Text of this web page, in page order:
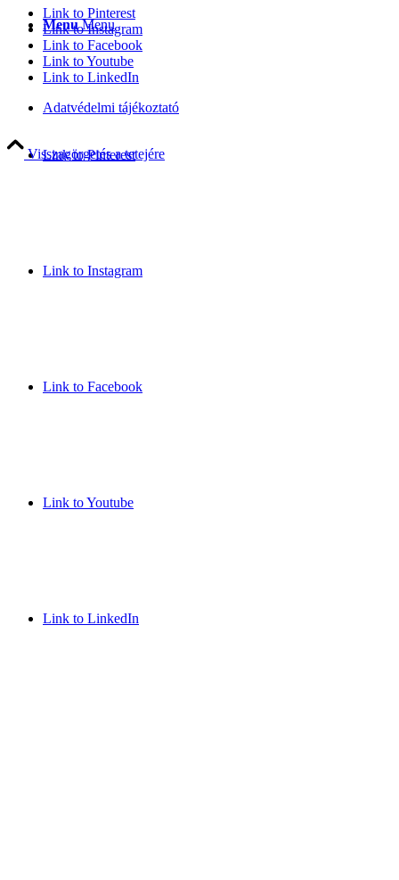
Menu Menu
Link to Pinterest
Link to Instagram
Link to Facebook
Link to Youtube
Link to LinkedIn
Link to Pinterest
Link to Instagram
Link to Facebook
Link to Youtube
Link to LinkedIn
Adatvédelmi tájékoztató
Visszagörgetés a tetejére